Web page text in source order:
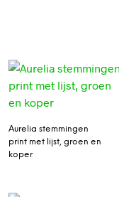
Aurelia stemmingen
print met lijst, groen en
koper